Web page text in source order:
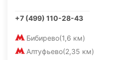
+7 (499) 110-28-43
Бибирево(1,6 км)
Алтуфьево(2,35 км)